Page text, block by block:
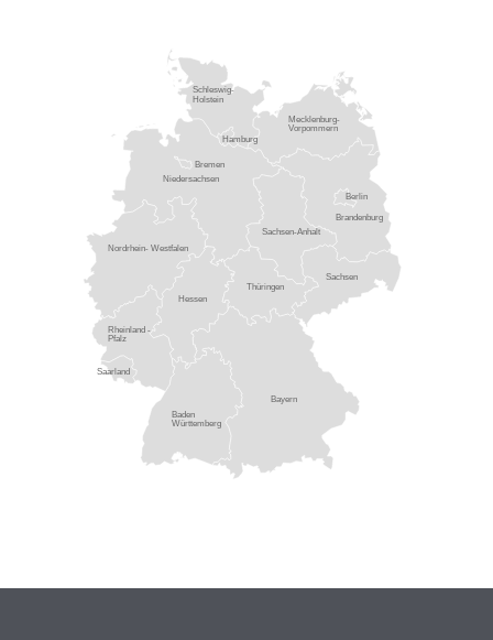
Baden
Württemberg
Bayern
Brandenburg
Hessen
Mecklenburg-
Vorpommern
Niedersachsen
Nordrhein- Westfalen
Rheinland -
Pfalz
Sachsen
Sachsen-Anhalt
Schleswig-
Holstein
Thüringen
Berlin
Bremen
Hamburg
Saarland